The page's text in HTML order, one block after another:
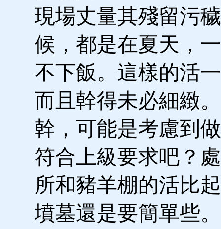
現場丈量其殘留污
候，都是在夏天，
不下飯。這樣的活
而且幹得未必細緻
幹，可能是考慮到
符合上級要求吧？
所和豬羊棚的活比
墳墓還是要簡單些